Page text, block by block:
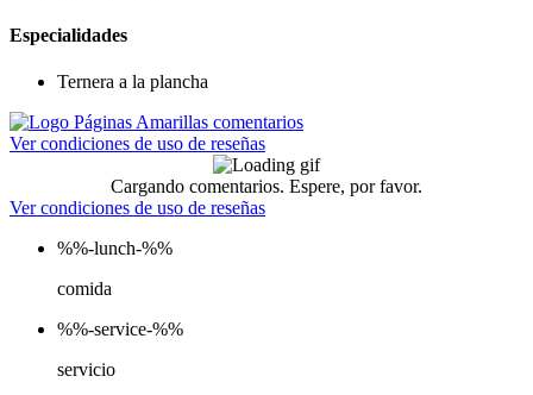
Especialidades
Ternera a la plancha
Ver condiciones de uso de reseñas
Cargando comentarios. Espere, por favor.
Ver condiciones de uso de reseñas
%%-lunch-%%
comida
%%-service-%%
servicio